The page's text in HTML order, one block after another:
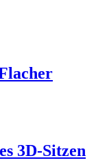
3D-Sitzen